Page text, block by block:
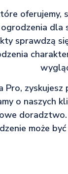
dla
sprawdzą
Pro,
o naszych
może